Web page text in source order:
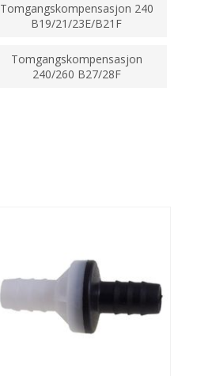
Tomgangskompensasjon 240
B19/21/23E/B21F
Tomgangskompensasjon
240/260 B27/28F